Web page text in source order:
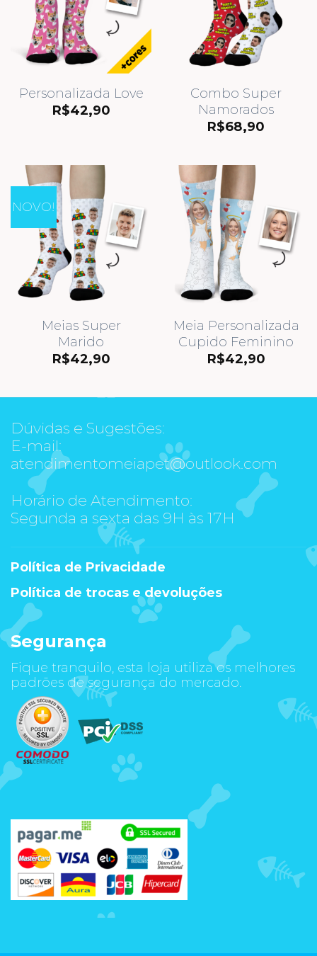
Personalizada Love
R$42,90
Combo Super
Namorados
R$68,90
NOVO!
Meias Super
Marido
R$42,90
Meia Personalizada
Cupido Feminino
R$42,90
Dúvidas e Sugestões:
E-mail:
atendimentomeiapet@outlook.com
Horário de Atendimento:
Segunda a sexta das 9H às 17H
Política de Privacidade
Política de trocas e devoluções
Segurança
Fique tranquilo, esta loja utiliza os melhores
padrões de segurança do mercado.